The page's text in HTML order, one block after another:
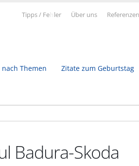
Tipps / Fe ler Über uns Referenzen
Themen Zitate zum Geburtstag
Badura-Skoda